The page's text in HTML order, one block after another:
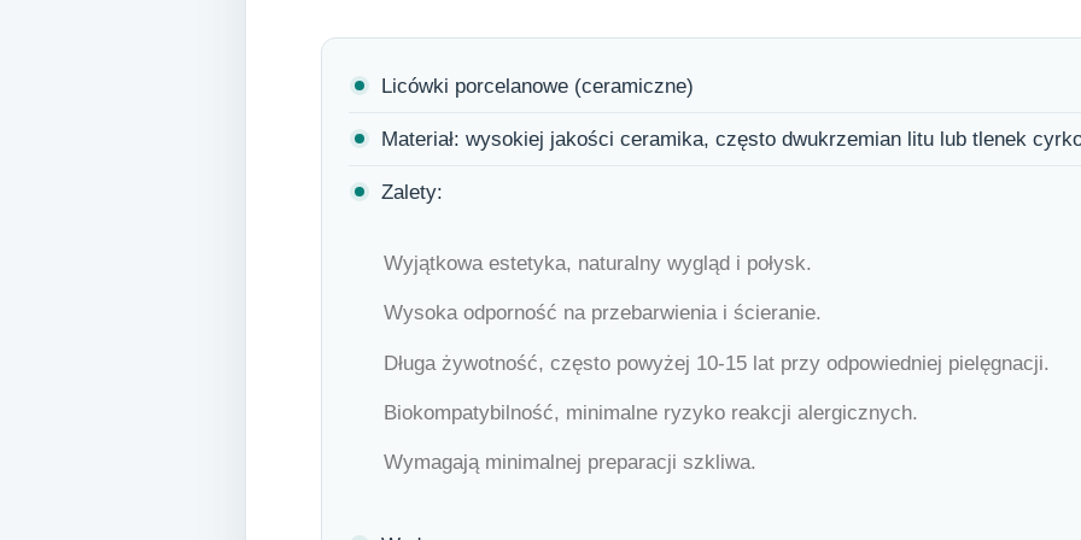
Licówki porcelanowe (ceramiczne)
Materiał: wysokiej jakości ceramika, często dwukrzemian litu lub tlenek
Zalety:
Wyjątkowa estetyka, naturalny wygląd i połysk.
Wysoka odporność na przebarwienia i ścieranie.
Długa żywotność, często powyżej 10-15 lat przy odpowiedniej pielęgnacji.
Biokompatybilność, minimalne ryzyko reakcji alergicznych.
Wymagają minimalnej preparacji szkliwa.